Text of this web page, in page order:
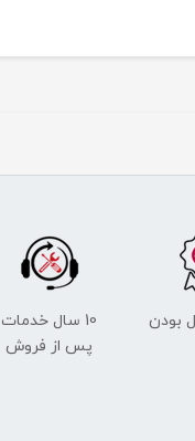
بودن
10 سال خدمات
پس از فروش